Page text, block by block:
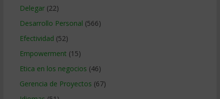
Delegar(22)
Desarrollo Personal (566)
Efectividad (52)
Empowerment (15)
Etica en los negocios (46)
Gerencia de Proyectos (67)